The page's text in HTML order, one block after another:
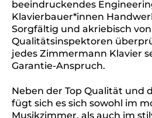
beeindruckendes
Klavierbauer*innen
Sorgfältig und akriebisch
Qualitätsinspektoren
jedes Zimmermann Klavier
Garantie-Anspruch.
Neben der Top Qualität und
fügt sich es sich sowohl im
Musikzimmer, als auch im